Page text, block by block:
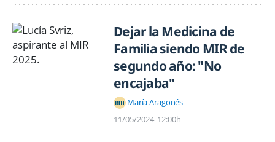
Dejar la Medicina de
Familia siendo MIR de
segundo año: "No
encajaba"
María Aragonés
11/05/2024 12:00h